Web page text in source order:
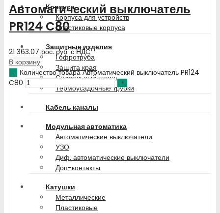
Корпуса
Корпуса для устройств
Пластиковые корпуса
Защитные изделия
Гофротруба
Защита края
Спиральный шланг
Термоусадочные трубки
Кабель каналы
Модульная автоматика
Автоматические выключатели
УЗО
Диф. автоматические выключатели
Доп-контакты
Катушки
Металлические
Пластиковые
Автоматический выключатель
PR124 C80
21 363.07 рос. руб.с НДС
В корзину
Количество товара Автоматический выключатель PR124
C80